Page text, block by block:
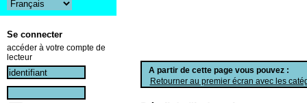
A partir de cette page vous pouvez :
Retourner au premier écran avec les
Se connecter
accéder à votre compte de
lecteur